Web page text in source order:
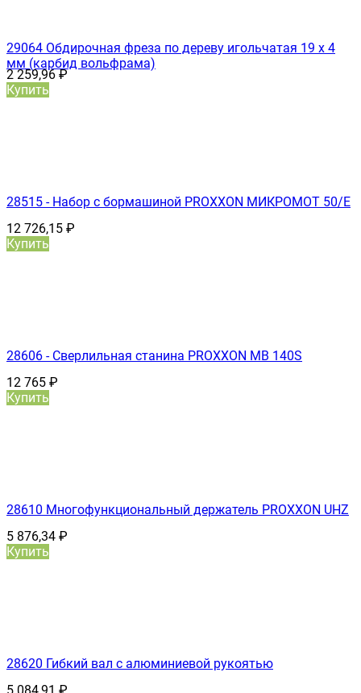
29064 Обдирочная фреза по дереву игольчатая 19 х 4
мм (карбид вольфрама)
2 259,96₽
Купить
28515 - Набор с бормашиной PROXXON МИКРОМОТ 50/Е
12 726,15 ₽
Купить
28606 - Сверлильная станина PROXXON MB 140S
12 765 ₽
Купить
28610 Многофункциональный держатель PROXXON UHZ
5 876,34 ₽
Купить
28620 Гибкий вал с алюминиевой рукоятью